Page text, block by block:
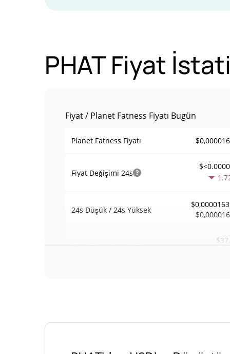
PHAT Fiyat
Fiyat / Planet Fatness Fiyatı Bugün
Planet Fatness Fiyatı
Fiyat Değişimi 24s
24s Düşük / 24s Yüksek
Alım Satım Hacmi24h